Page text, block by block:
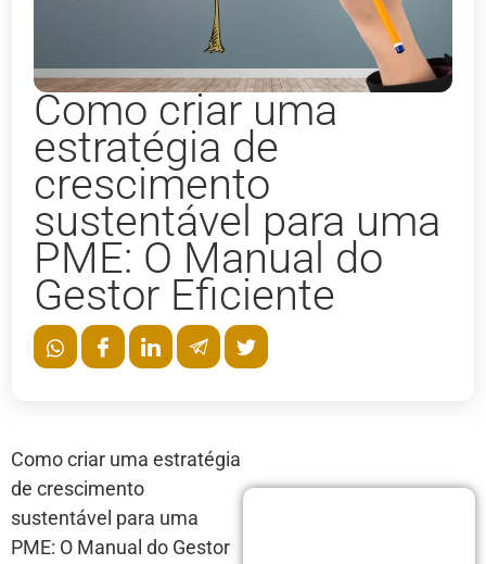
Como criar uma
estratégia de
crescimento
sustentável para uma
PME: O Manual do
Gestor Eficiente
Como criar uma estratégia
de crescimento
sustentável para uma
PME: O Manual do Gestor